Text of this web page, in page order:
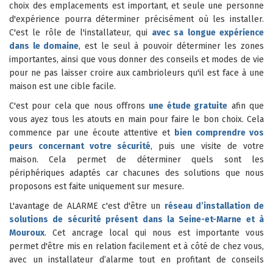
choix des emplacements est important, et seule une personne
d'expérience pourra déterminer précisément où les installer.
C'est le rôle de l'installateur, qui avec sa longue expérience
dans le domaine, est le seul à pouvoir déterminer les zones
importantes, ainsi que vous donner des conseils et modes de vie
pour ne pas laisser croire aux cambrioleurs qu'il est face à une
maison est une cible facile.
C'est pour cela que nous offrons une étude gratuite afin que
vous ayez tous les atouts en main pour faire le bon choix. Cela
commence par une écoute attentive et bien comprendre vos
peurs concernant votre sécurité, puis une visite de votre
maison. Cela permet de déterminer quels sont les
périphériques adaptés car chacunes des solutions que nous
proposons est faite uniquement sur mesure.
L'avantage de ALARME c'est d'être un réseau d’installation de
solutions de sécurité présent dans la Seine-et-Marne et à
Mouroux. Cet ancrage local qui nous est importante vous
permet d'être mis en relation facilement et à côté de chez vous,
avec un installateur d’alarme tout en profitant de conseils